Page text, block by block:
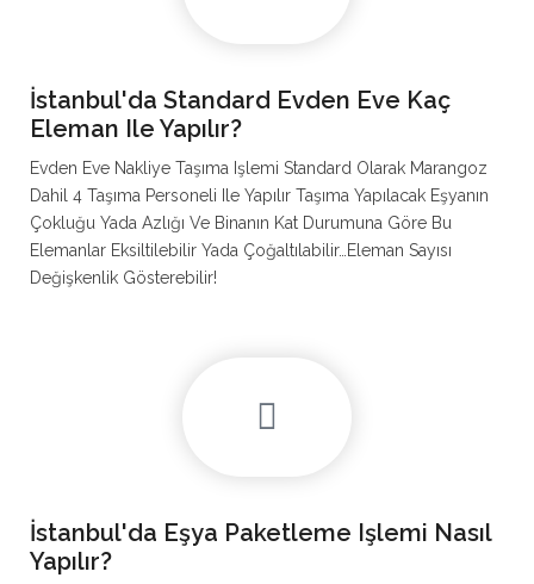
İstanbul'da Standard Evden Eve Kaç
Eleman Ile Yapılır?
Evden Eve Nakliye Taşıma Işlemi Standard Olarak Marangoz
Dahil 4 Taşıma Personeli Ile Yapılır Taşıma Yapılacak Eşyanın
Çokluğu Yada Azlığı Ve Binanın Kat Durumuna Göre Bu
Elemanlar Eksiltilebilir Yada Çoğaltılabilir…Eleman Sayısı
Değişkenlik Gösterebilir!
İstanbul'da Eşya Paketleme Işlemi Nasıl
Yapılır?